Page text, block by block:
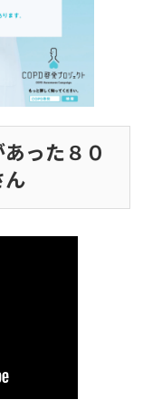
った８０
ん